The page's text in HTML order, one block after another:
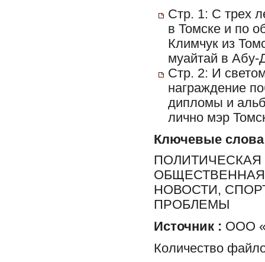
Стр. 1: С трех
в Томске и по
Климчук из
муайтай в
Стр. 2: И
награждение
дипломы и
лично мэр
Ключевые слова
НОВОСТИ,
ПРОБЛЕМЫ
Источник : ООО
Количество